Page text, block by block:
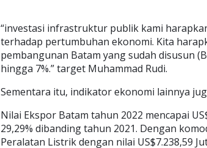
“investasi infrastruktur publik kami
terhadap pertumbuhan ekonomi. Kita
pembangunan Batam yang sudah disusun
hingga 7%.” target Muhammad Rudi.
Sementara itu, indikator ekonomi lainnya
Nilai Ekspor Batam tahun 2022 mencapai
29,29% dibanding tahun 2021. Dengan
Peralatan Listrik dengan nilai US$7.238,59